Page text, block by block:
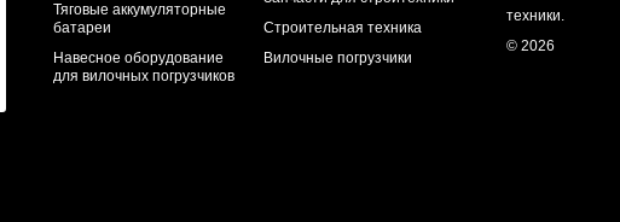
Тяговые аккумуляторные
батареи
Навесное оборудование
для вилочных погрузчиков
Строительная техника
Вилочные погрузчики
техники.
© 2026